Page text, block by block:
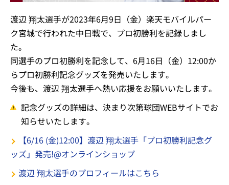
渡辺 翔太選手が2023年6月9日（金）楽天モバイルパー
ク宮城で行われた中日戦で、プロ初勝利を記録しまし
た。
同選手のプロ初勝利を記念して、6月16日（金）12:00か
らプロ初勝利記念グッズを発売いたします。
今後も、渡辺 翔太選手へ熱い応援をお願いいたします。
記念グッズの詳細は、決まり次第球団WEBサイトでお
知らせいたします。
【6/16 (金)12:00】渡辺 翔太選手「プロ初勝利記念グ
ッズ」発売!@オンラインショップ
渡辺 翔太選手のプロフィールはこちら